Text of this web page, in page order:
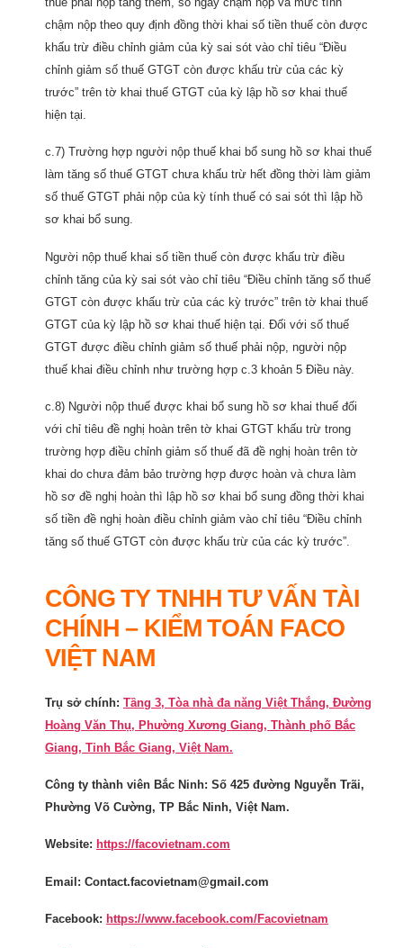
chậm nộp theo quy định đồng thời khai số tiền thuế còn được
khấu trừ điều chỉnh giảm của kỳ sai sót vào chỉ tiêu “Điều
chỉnh giảm số thuế GTGT còn được khấu trừ của các kỳ
trước” trên tờ khai thuế GTGT của kỳ lập hồ sơ khai thuế
hiện tại.
c.7) Trường hợp người nộp thuế khai bổ sung hồ sơ khai thuế
làm tăng số thuế GTGT chưa khấu trừ hết đồng thời làm giảm
số thuế GTGT phải nộp của kỳ tính thuế có sai sót thì lập hồ
sơ khai bổ sung.
Người nộp thuế khai số tiền thuế còn được khấu trừ điều
chỉnh tăng của kỳ sai sót vào chỉ tiêu “Điều chỉnh tăng số thuế
GTGT còn được khấu trừ của các kỳ trước” trên tờ khai thuế
GTGT của kỳ lập hồ sơ khai thuế hiện tại. Đối với số thuế
GTGT được điều chỉnh giảm số thuế phải nộp, người nộp
thuế khai điều chỉnh như trường hợp c.3 khoản 5 Điều này.
c.8) Người nộp thuế được khai bổ sung hồ sơ khai thuế đối
với chỉ tiêu đề nghị hoàn trên tờ khai GTGT khấu trừ trong
trường hợp điều chỉnh giảm số thuế đã đề nghị hoàn trên tờ
khai do chưa đảm bảo trường hợp được hoàn và chưa làm
hồ sơ đề nghị hoàn thì lập hồ sơ khai bổ sung đồng thời khai
số tiền đề nghị hoàn điều chỉnh giảm vào chỉ tiêu “Điều chỉnh
tăng số thuế GTGT còn được khấu trừ của các kỳ trước”.
CÔNG TY TNHH TƯ VẤN TÀI
CHÍNH – KIỂM TOÁN FACO
VIỆT NAM
Trụ sở chính: Tầng 3, Tòa nhà đa năng Việt Thắng, Đường
Hoàng Văn Thụ, Phường Xương Giang, Thành phố Bắc
Giang, Tỉnh Bắc Giang, Việt Nam.
Công ty thành viên Bắc Ninh: Số 425 đường Nguyễn Trãi,
Phường Võ Cường, TP Bắc Ninh, Việt Nam.
Website: https://facovietnam.com
Email: Contact.facovietnam@gmail.com
Facebook: https://www.facebook.com/Facovietnam